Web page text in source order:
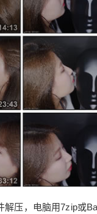
压，电脑用7zip或
@ 助眠啦
20 元